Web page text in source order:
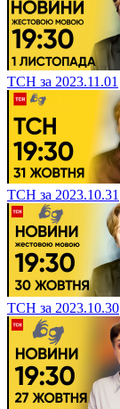
ТСН за 2023.11.01
ТСН за 2023.10.31
ТСН за 2023.10.30